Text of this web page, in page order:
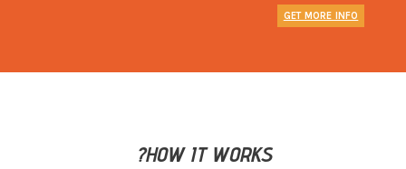
GET MORE INFO
HOW IT WORKS?